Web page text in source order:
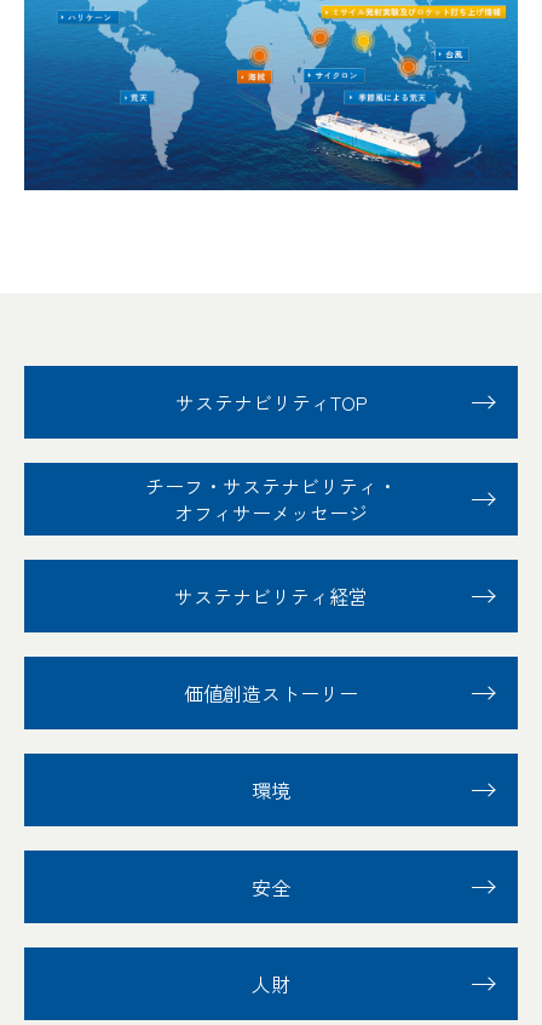
サステナビリティTOP
チーフ・サステナビリティ ・
オフィサーメッセージ
サステナビリティ経営
価値創造ストーリー
環境
安全
人財